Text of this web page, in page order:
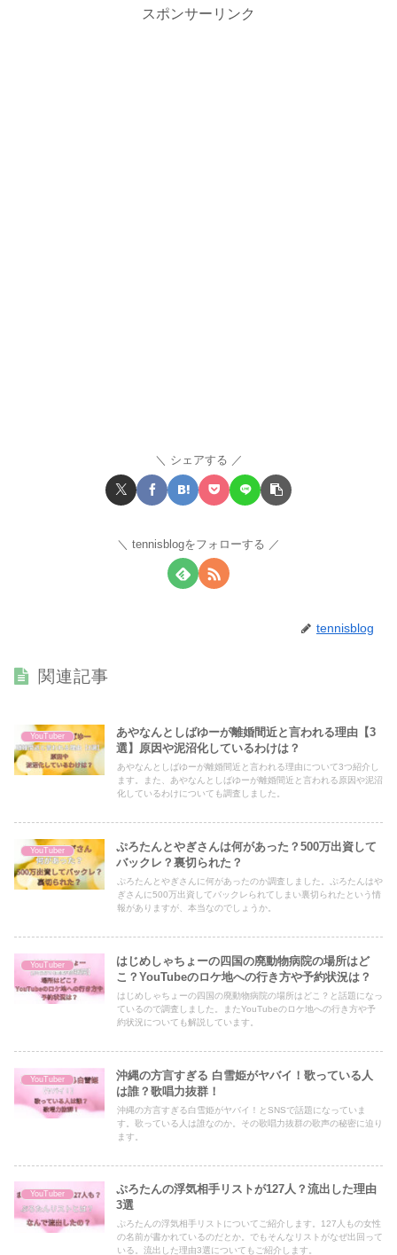
スポンサーリンク
シェアする
tennisblogをフォローする
tennisblog
関連記事
YouTuber
あやなんとしばゆーが離婚間近と言われる理由【3
選】原因や泥沼化しているわけは？
あやなんとしばゆーが離婚間近と言われる理由について3つ紹介し
ます。また、あやなんとしばゆーが離婚間近と言われる原因や泥沼
化しているわけについても調査しました。
YouTuber
ぷろたんとやぎさんは何があった？500万出資して
バックレ？裏切られた？
ぷろたんとやぎさんに何があったのか調査しました。ぷろたんはや
ぎさんに500万出資してバックレられてしまい裏切られたという情
報がありますが、本当なのでしょうか。
YouTuber
はじめしゃちょーの四国の廃動物病院の場所はど
こ？YouTubeのロケ地への行き方や予約状況は？
はじめしゃちょーの四国の廃動物病院の場所はどこ？と話題になっ
ているので調査しました。またYouTubeのロケ地への行き方や予
約状況についても解説しています。
YouTuber
沖縄の方言すぎる 白雪姫がヤバイ！歌っている人
は誰？歌唱力抜群！
沖縄の方言すぎる白雪姫がヤバイ！とSNSで話題になっていま
す。歌っている人は誰なのか。その歌唱力抜群の歌声の秘密に迫り
ます。
YouTuber
ぷろたんの浮気相手リストが127人？流出した理由
3選
ぷろたんの浮気相手リストについてご紹介します。127人もの女性
の名前が書かれているのだとか。でもそんなリストがなぜ出回って
いる。流出した理由3選についてもご紹介します。